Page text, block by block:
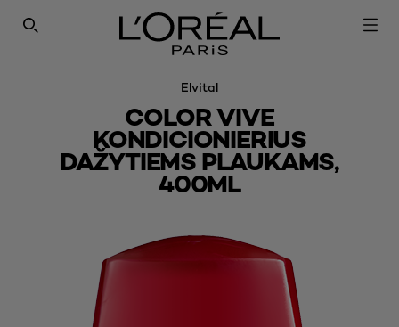
SEARCH THIS SITE
Elvital
COLOR VIVE
KONDICIONIERIUS
DAŽYTIEMS PLAUKAMS,
400ML